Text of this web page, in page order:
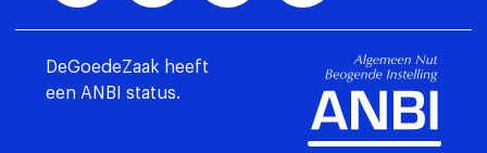
DeGoedeZaak heeft
een ANBI status.